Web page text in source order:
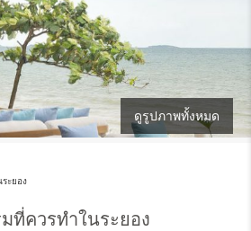
ดูรูปภาพทั้งหมด
ะยอง
ที่ควรทำในระยอง